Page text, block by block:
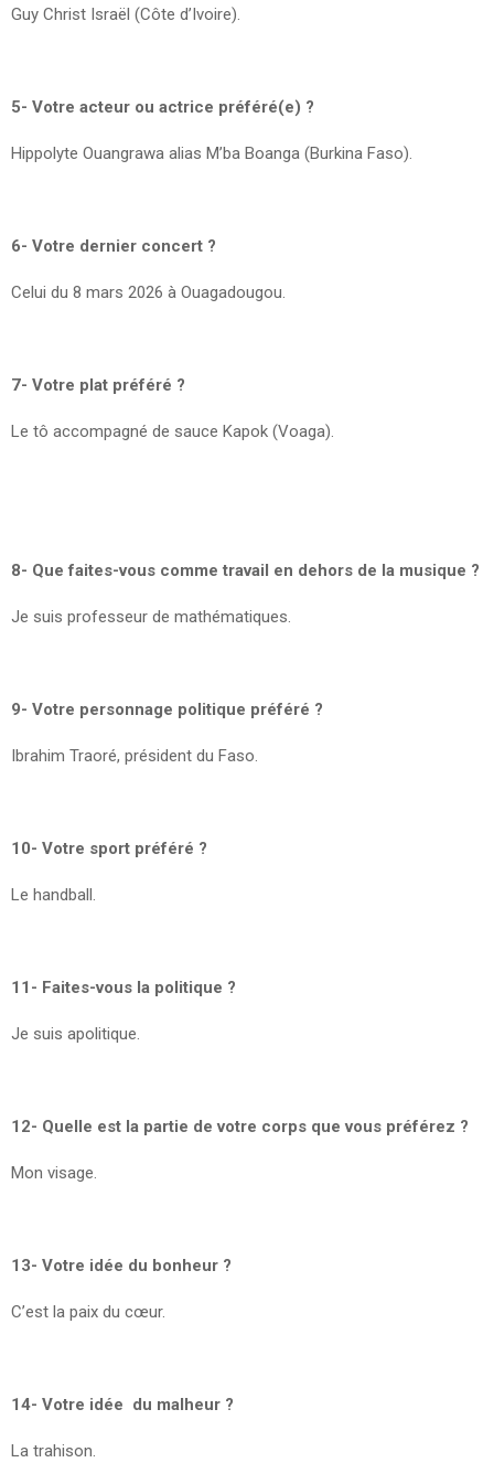
Guy Christ Israël (Côte d’Ivoire).
5- Votre acteur ou actrice préféré(e) ?
Hippolyte Ouangrawa alias M’ba Boanga (Burkina Faso).
6- Votre dernier concert ?
Celui du 8 mars 2026 à Ouagadougou.
7- Votre plat préféré ?
Le tô accompagné de sauce Kapok (Voaga).
8- Que faites-vous comme travail en dehors de la musique ?
Je suis professeur de mathématiques.
9- Votre personnage politique préféré ?
Ibrahim Traoré, président du Faso.
10- Votre sport préféré ?
Le handball.
11- Faites-vous la politique ?
Je suis apolitique.
12- Quelle est la partie de votre corps que vous préférez ?
Mon visage.
13- Votre idée du bonheur ?
C’est la paix du cœur.
14- Votre idée du malheur ?
La trahison.